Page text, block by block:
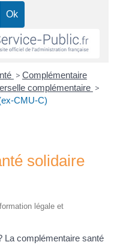
> Complémentaire
complémentaire >
CMU-C)
solidaire
légale et
La complémentaire santé